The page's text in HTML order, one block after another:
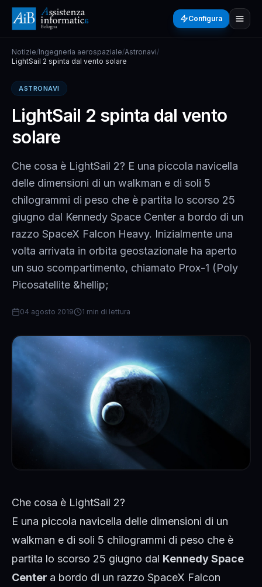
Configura
Notizie/Ingegneria aerospaziale/Astronavi/
LightSail 2 spinta dal vento solare
ASTRONAVI
LightSail 2 spinta dal vento
solare
Che cosa è LightSail 2? E una piccola navicella
delle dimensioni di un walkman e di soli 5
chilogrammi di peso che è partita lo scorso 25
giugno dal Kennedy Space Center a bordo di un
razzo SpaceX Falcon Heavy. Inizialmente una
volta arrivata in orbita geostazionale ha aperto
un suo scompartimento, chiamato Prox-1 (Poly
Picosatellite &hellip;
04 agosto 2019 1 min di lettura
Che cosa è LightSail 2?
E una piccola navicella delle dimensioni di un
walkman e di soli 5 chilogrammi di peso che è
partita lo scorso 25 giugno dal Kennedy Space
Center a bordo di un razzo SpaceX Falcon